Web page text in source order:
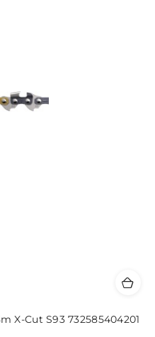
X-Cut S93 732585404201